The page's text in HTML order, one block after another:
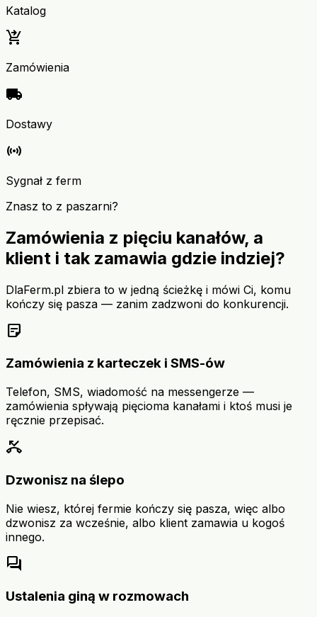
Katalog
shopping_cart_checkout
Zamówienia
local_shipping
Dostawy
sensors
Sygnał z ferm
Znasz to z paszarni?
Zamówienia z pięciu kanałów, a
klient i tak zamawia gdzie indziej?
DlaFerm.pl zbiera to w jedną ścieżkę i mówi Ci, komu
kończy się pasza — zanim zadzwoni do konkurencji.
sticky_note_2
Zamówienia z karteczek i SMS-ów
Telefon, SMS, wiadomość na messengerze —
zamówienia spływają pięcioma kanałami i ktoś musi je
ręcznie przepisać.
phone_missed
Dzwonisz na ślepo
Nie wiesz, której fermie kończy się pasza, więc albo
dzwonisz za wcześnie, albo klient zamawia u kogoś
innego.
forum
Ustalenia giną w rozmowach